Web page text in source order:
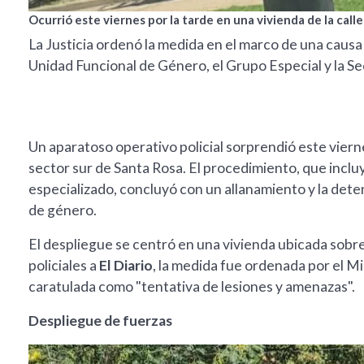
Ocurrió este viernes por la tarde en una vivienda de la
La Justicia ordenó la medida en el marco de una
Unidad Funcional de Género, el Grupo Especial y la
Un aparatoso operativo policial sorprendió este
sector sur de Santa Rosa. El procedimiento, que
especializado, concluyó con un allanamiento y la
de género.
El despliegue se centró en una vivienda ubicada
policiales a El Diario, la medida fue ordenada por el
caratulada como "tentativa de lesiones y amenazas".
Despliegue de fuerzas